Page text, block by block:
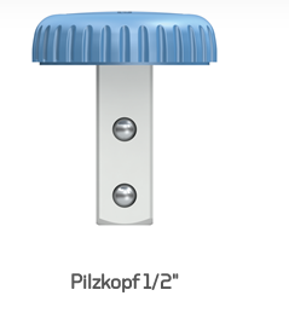
Pilzkopf 1/2"